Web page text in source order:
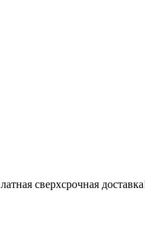
сверхсрочная